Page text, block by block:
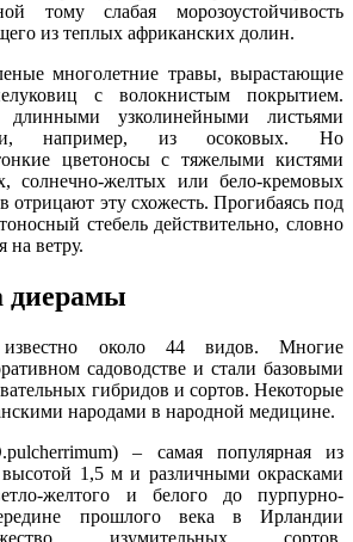
тому слабая морозоустойчивость
из теплых африканских долин.
многолетние травы, вырастающие
с волокнистым покрытием.
узколинейными листьями
например, из осоковых. Но
цветоносы с тяжелыми кистями
солнечно-желтых или бело-кремовых
отрицают эту схожесть. Прогибаясь под
стебель действительно, словно
на ветру.
диерамы
около 44 видов. Многие
садоводстве и стали базовыми
гибридов и сортов. Некоторые
народами в народной медицине.
– самая популярная из
1,5 м и различными окрасками
желтого и белого до пурпурно-
прошлого века в Ирландии
изумительных сортов,